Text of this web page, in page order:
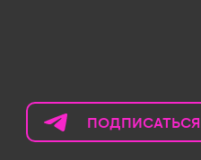
ПОДПИСАТЬСЯ
НА